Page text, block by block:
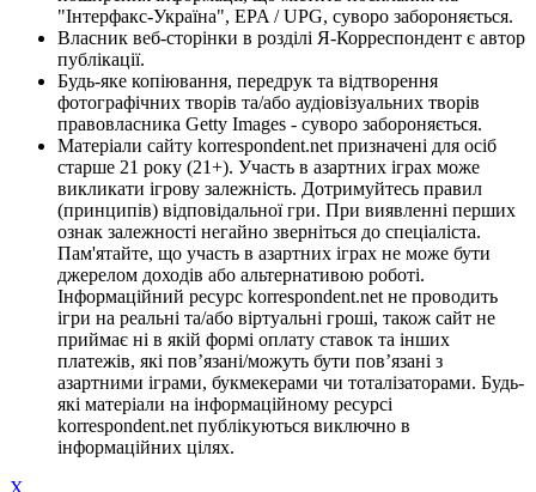
"Інтерфакс-Україна", EPA / UPG, суворо забороняється.
Власник веб-сторінки в розділі Я-Корреспондент є автор
публікації.
Будь-яке копіювання, передрук та відтворення
фотографічних творів та/або аудіовізуальних творів
правовласника Getty Images - суворо забороняється.
Матеріали сайту korrespondent.net призначені для осіб
старше 21 року (21+). Участь в азартних іграх може
викликати ігрову залежність. Дотримуйтесь правил
(принципів) відповідальної гри. При виявленні перших
ознак залежності негайно зверніться до спеціаліста.
Пам'ятайте, що участь в азартних іграх не може бути
джерелом доходів або альтернативою роботі.
Інформаційний ресурс korrespondent.net не проводить
ігри на реальні та/або віртуальні гроші, також сайт не
приймає ні в якій формі оплату ставок та інших
платежів, які пов’язані/можуть бути пов’язані з
азартними іграми, букмекерами чи тоталізаторами. Будь-
які матеріали на інформаційному ресурсі
korrespondent.net публікуються виключно в
інформаційних цілях.